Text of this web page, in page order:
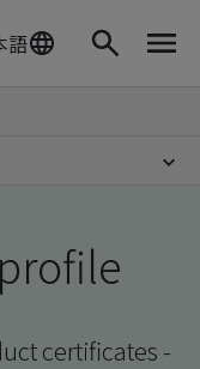
語
certificates -